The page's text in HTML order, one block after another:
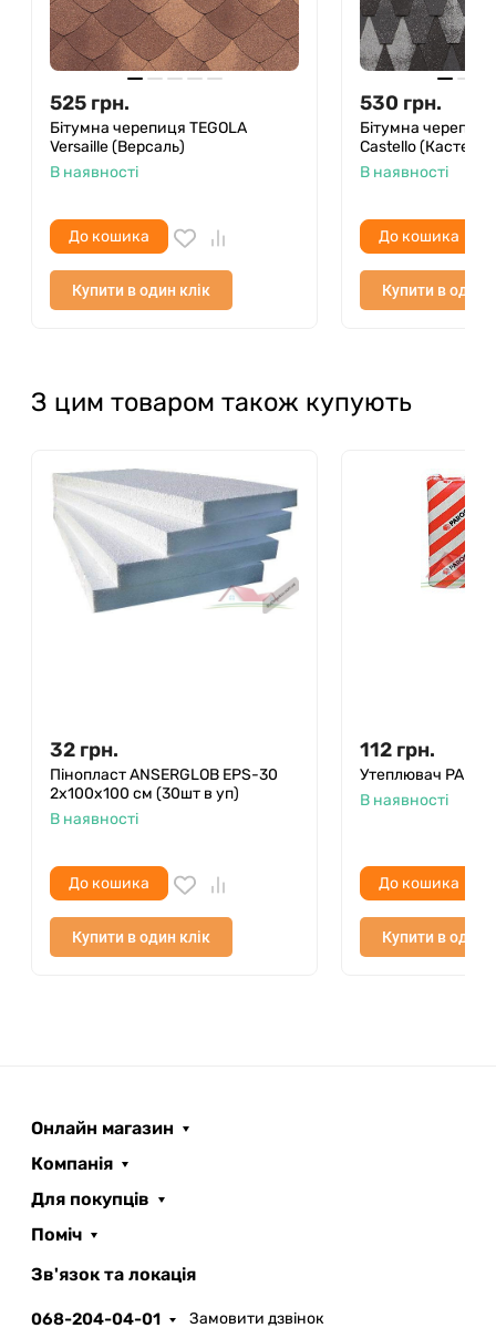
525 грн.
Бітумна черепиця TEGOLA
Versaille (Версаль)
В наявності
До кошика
Купити в один клік
530 грн.
Бітумна черепиця
Castello
В наявності
До кошика
Купити в один
З цим товаром також купують
32 грн.
Пінопласт ANSERGLOB EPS-30
2х100х100 см (30шт в уп)
В наявності
До кошика
Купити в один клік
112 грн.
Утеплювач
В наявності
До кошика
Купити в один
Онлайн магазин
Компанія
Для покупців
Поміч
Зв'язок та локація
068-204-04-01 Замовити дзвінок
AI помічник